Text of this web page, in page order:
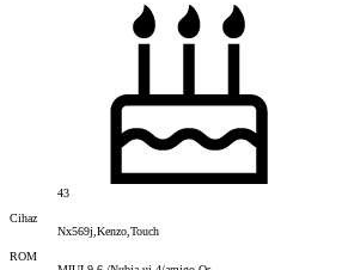
43
Cihaz
Nx569j,Kenzo,Touch
ROM